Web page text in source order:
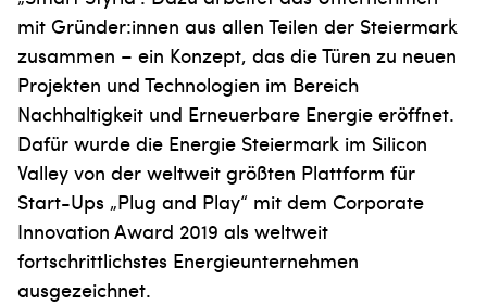
mit Gründer:innen aus allen Teilen der Steiermark
zusammen – ein Konzept, das die Türen zu neuen
Projekten und Technologien im Bereich
Nachhaltigkeit und Erneuerbare Energie eröffnet.
Dafür wurde die Energie Steiermark im Silicon
Valley von der weltweit größten Plattform für
Start-Ups „Plug and Play“ mit dem Corporate
Innovation Award 2019 als weltweit
fortschrittlichstes Energieunternehmen
ausgezeichnet.